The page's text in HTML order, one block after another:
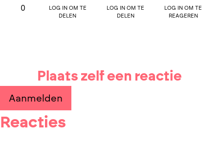
0
Log in om te
delen
Log in om te
delen
Log in om te
reageren
Plaats zelf een reactie
Aanmelden
Reacties